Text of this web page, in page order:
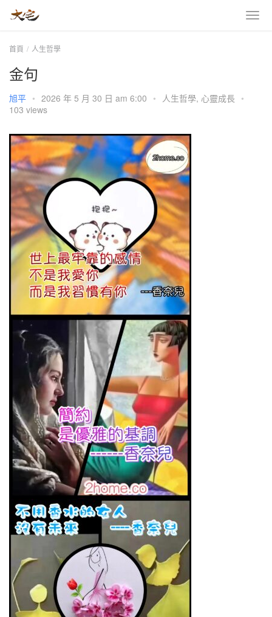
首頁 人生哲學
金句
旭平 • 2026 年 5 月 30 日 am 6:00 • 人生哲學, 心靈成長 •
103 views